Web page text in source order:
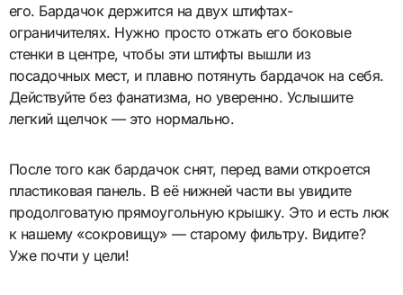
его. Бардачок держится на двух штифтах-
ограничителях. Нужно просто отжать его боковые
стенки в центре, чтобы эти штифты вышли из
посадочных мест, и плавно потянуть бардачок на себя.
Действуйте без фанатизма, но уверенно. Услышите
легкий щелчок — это нормально.
После того как бардачок снят, перед вами откроется
пластиковая панель. В её нижней части вы увидите
продолговатую прямоугольную крышку. Это и есть люк
к нашему «сокровищу» — старому фильтру. Видите?
Уже почти у цели!